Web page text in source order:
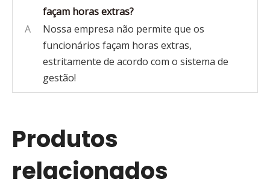
façam horas extras?
A
Nossa empresa não permite que os
funcionários façam horas extras,
estritamente de acordo com o sistema de
gestão!
Produtos
relacionados